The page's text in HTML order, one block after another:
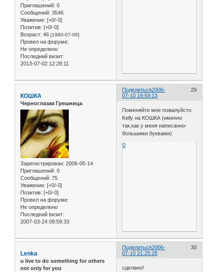
Приглашений: 0
Сообщений: 3546
Уважение: [+0/-0]
Позитив: [+0/-0]
Возраст: 46 [1980-07-06]
Провел на форуме:
Не определено
Последний визит:
2013-07-02 12:28:11
Поделиться 29
2006-
07-10 19:59:13
КОШКА
Черноглазая Грешница
Зарегистрирован: 2006-05-14
Приглашений: 0
Сообщений: 75
Уважение: [+0/-0]
Позитив: [+0/-0]
Провел на форуме:
Не определено
Последний визит:
2007-03-24 09:59:33
Поменяйте мне пожалуйсто
Kelly на КОШКА (именно
так,как у меня написанно-
большими буквами)
0
Поделиться 30
2006-
07-10 21:25:28
Lenka
u live to do something for others
not only for you
сделано!